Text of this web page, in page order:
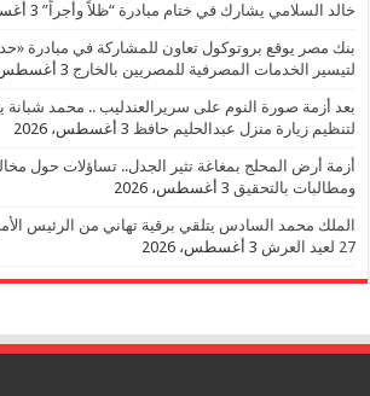
خالد السلامي يشارك في ختام مبادرة “ظلاً وأجراً” 3 أغسطس، 2026
بنك مصر يوقع بروتوكول تعاون للمشاركة في مبادرة
لتيسير الخدمات المصرفية للمصريين بالخارج 3 أغسطس، 2026
بعد أزمة صورة النوم على سريرالعندليب .. محمد
لتنظيم زيارة منزل عبدالحليم حافظ 3 أغسطس، 2026
أزمة أرض المحلج بمغاغة تثير الجدل.. تساؤلات حول
ومطالبات بالتحقيق 3 أغسطس، 2026
الملك محمد السادس يتلقي برقية تهاني من الرئيس
27 لعيد العرش
3 أغسطس، 2026